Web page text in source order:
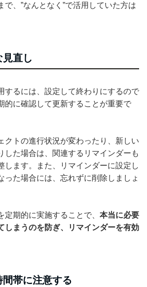
で、”なんとなく”で活用していた方は
見直し
するには、設定して終わりにするので
的に確認して更新することが重要で
クトの進行状況が変わったり、新しい
した場合は、関連するリマインダーも
します。また、リマインダーに設定し
った場合には、忘れずに削除しましょ
定期的に実施することで、 本当に必要
しまうのを防ぎ、リマインダーを有効
帯に注意する